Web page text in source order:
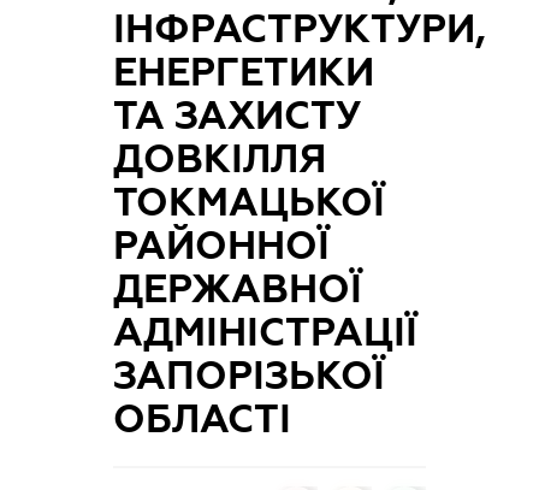
ІНФРАСТРУКТУРИ,
ЕНЕРГЕТИКИ
ТА ЗАХИСТУ
ДОВКІЛЛЯ
ТОКМАЦЬКОЇ
РАЙОННОЇ
ДЕРЖАВНОЇ
АДМІНІСТРАЦІЇ
ЗАПОРІЗЬКОЇ
ОБЛАСТІ